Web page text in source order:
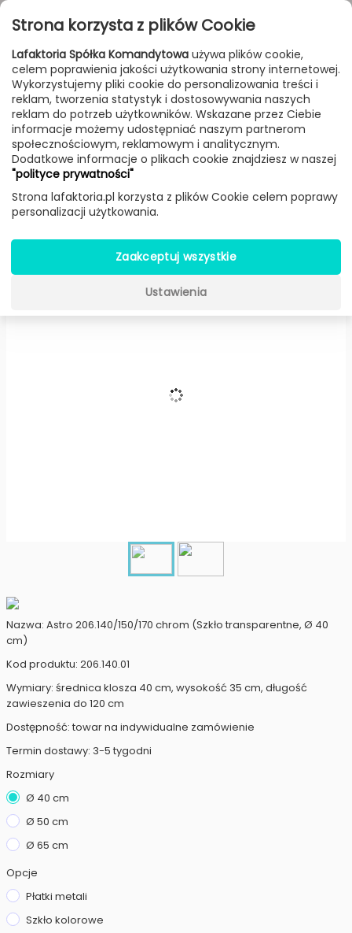
Przejdź do treści
FILTROWANIE & SORTOWANIE
Lampy Producenci Metal Lux Produkt
Astro 206.140/150/170 chrom
(Szkło transparentne, Ø 40 cm)
Nazwa: Astro 206.140/150/170 chrom (Szkło transparentne, Ø 40
cm)
Kod produktu: 206.140.01
Wymiary: średnica klosza 40 cm, wysokość 35 cm, długość
zawieszenia do 120 cm
Dostępność: towar na indywidualne zamówienie
Termin dostawy: 3-5 tygodni
Rozmiary
Ø 40 cm
Ø 50 cm
Ø 65 cm
Opcje
Płatki metali
Szkło kolorowe
Strona korzysta z plików Cookie
Lafaktoria Spółka Komandytowa używa plików cookie,
celem poprawienia jakości użytkowania strony internetowej.
Wykorzystujemy pliki cookie do personalizowania treści i
reklam, tworzenia statystyk i dostosowywania naszych
reklam do potrzeb użytkowników. Wskazane przez Ciebie
informacje możemy udostępniać naszym partnerom
społecznościowym, reklamowym i analitycznym.
Dodatkowe informacje o plikach cookie znajdziesz w naszej
"polityce prywatności"
Strona lafaktoria.pl korzysta z plików Cookie celem poprawy
personalizacji użytkowania.
Zaakceptuj wszystkie
Ustawienia